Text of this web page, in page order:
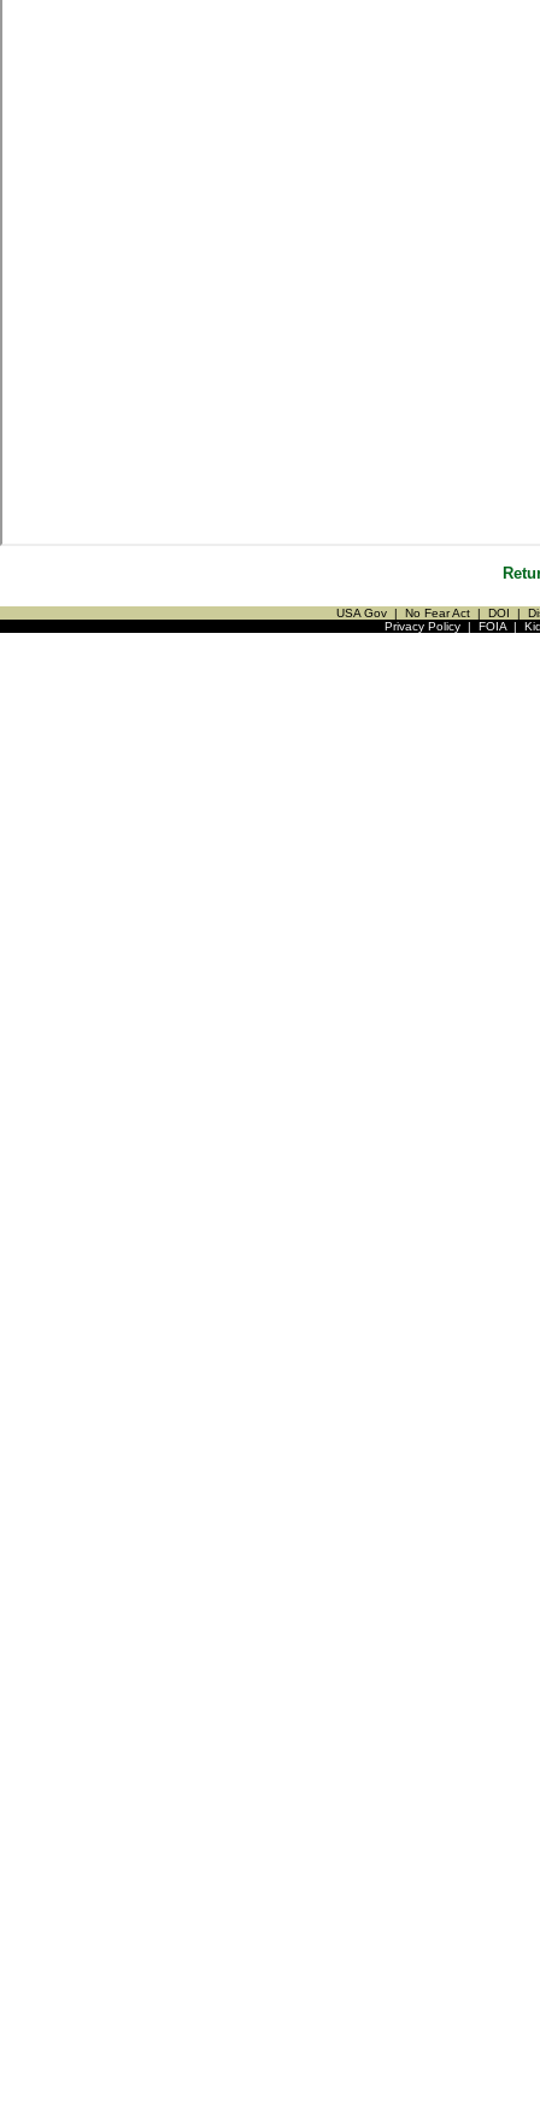
USA Gov | No Fear Act | DOI |
Privacy Policy| FOIA|